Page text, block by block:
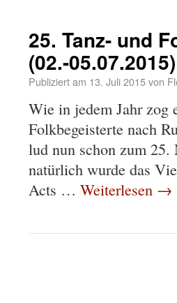
25. Tanz- und
(02.-
Publiziert am 13. Juli 2015von
Wie in jedem Jahr zog
Folkbegeisterte nach
lud nun schon zum
natürlich wurde das
Acts … Weiterlesen →